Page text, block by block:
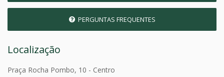
PERGUNTAS FREQUENTES
Localização
Praça Rocha Pombo, 10 - Centro